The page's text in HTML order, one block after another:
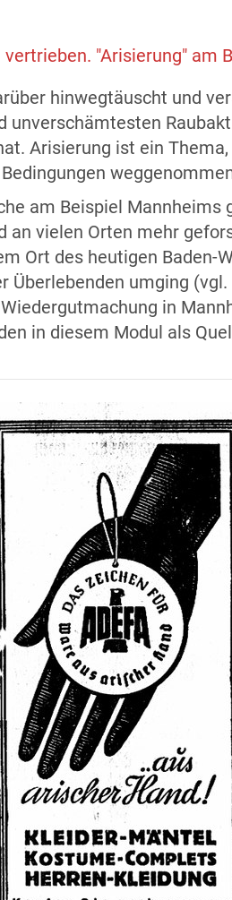
"Arisierung" am
hinwegtäuscht und
unverschämtesten
Arisierung ist ein
am Beispiel
an vielen Orten mehr
Ort des heutigen
umging
in
in diesem Modul als